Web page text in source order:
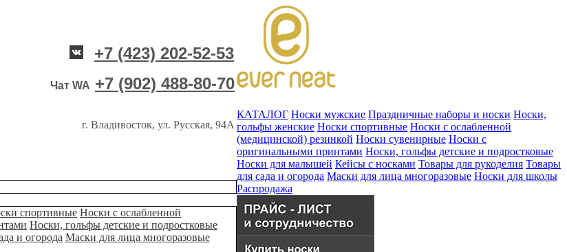
+7 (423) 202-52-53
Чат WA +7 (902) 488-80-70
г. Владивосток, ул. Русская, 94А
спортивные Носки с ослабленной
Носки, гольфы детские и подростковые
и огорода Маски для лица многоразовые
КАТАЛОГ Носки мужские Праздничные наборы и носки Носки,
гольфы женские Носки спортивные Носки с ослабленной
(медицинской) резинкой Носки сувенирные Носки с
оригинальными принтами Носки, гольфы детские и подростковые
Носки для малышей Кейсы с носками Товары для рукоделия Товары
для сада и огорода Маски для лица многоразовые Носки для школы
Распродажа